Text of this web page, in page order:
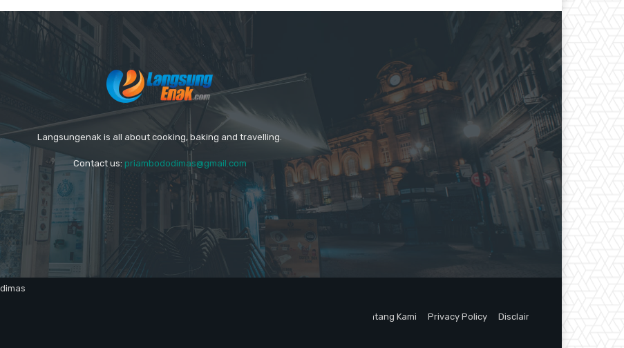
Langsungenak is all about cooking, baking and travelling.
Contact us: priambododimas@gmail.com
Tentang Kami Privacy Policy Disclaimer